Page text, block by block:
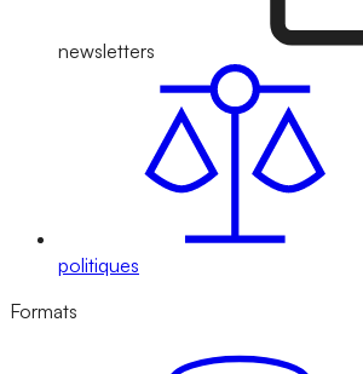
newsletters
politiques
Formats